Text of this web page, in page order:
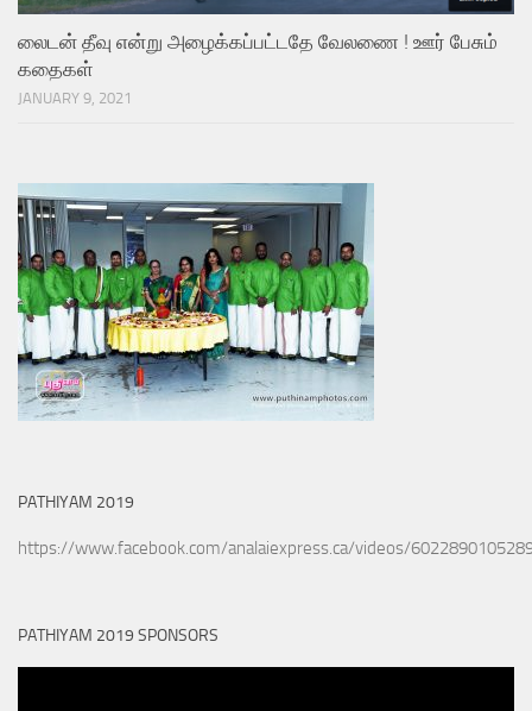
லைடன் தீவு என்று அழைக்கப்பட்டதே வேலணை ! ஊர் பேசும்
கதைகள்
JANUARY 9, 2021
PATHIYAM 2019
https://www.facebook.com/analaiexpress.ca/videos/
PATHIYAM 2019 SPONSORS